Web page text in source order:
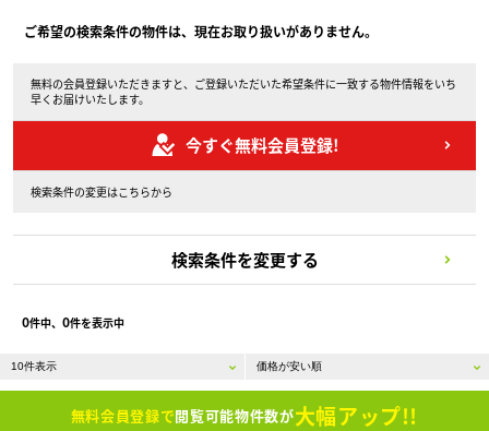
ご希望の検索条件の物件は、現在お取り扱いがありません。
無料の会員登録いただきますと、ご登録いただいた希望条件に一致する物件情報をいち
早くお届けいたします。
今すぐ無料会員登録!
検索条件の変更はこちらから
検索条件を変更する
0件中、 0件を表示中
無料会員登録で閲覧可能物件数が大幅アップ!!